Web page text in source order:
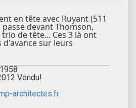
en tête avec Ruyant (511
devant Thomson,
de tête... Ces 3 là ont
d'avance sur leurs
Vendu!
architectes.fr